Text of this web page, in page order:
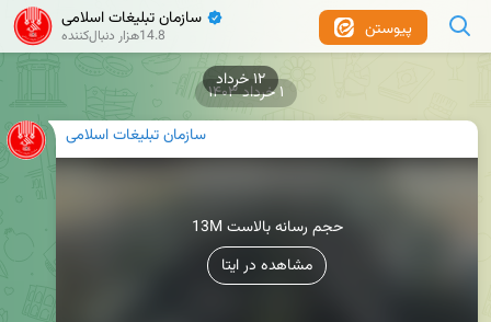
۱۲ خرداد
پیوستن سازمان تبلیغات اسلامی
✔
14.8هزار دنبال‌کننده
سازمان تبلیغات اسلامی
13M حجم رسانه بالاست
مشاهده در ایتا
۱ خرداد ۱۴۰۳